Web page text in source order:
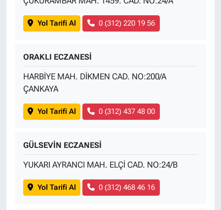
Yol Tarifi Al 0 (312) 220 19 56
ORAKLI ECZANESİ
HARBİYE MAH. DİKMEN CAD. NO:200/A
ÇANKAYA
Yol Tarifi Al 0 (312) 437 48 00
GÜLSEVİN ECZANESİ
YUKARI AYRANCI MAH. ELÇİ CAD. NO:24/B
Yol Tarifi Al 0 (312) 468 46 16